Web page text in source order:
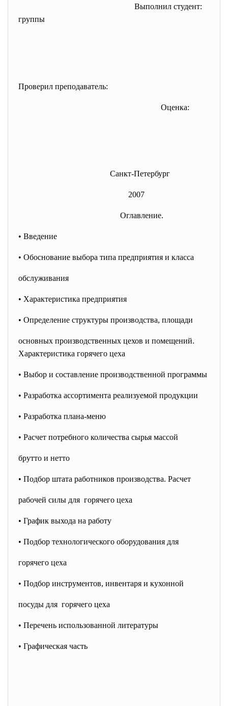
Выполнил студент:
группы
Проверил преподаватель:
Оценка:
Санкт-Петербург
2007
Оглавление.
• Введение
• Обоснование выбора типа предприятия и класса
обслуживания
• Характеристика предприятия
• Определение структуры производства, площади
основных производственных цехов и помещений.
Характеристика горячего цеха
• Выбор и составление производственной программы
• Разработка ассортимента реализуемой продукции
• Разработка плана-меню
• Расчет потребного количества сырья массой
брутто и нетто
• Подбор штата работников производства. Расчет
рабочей силы для горячего цеха
• График выхода на работу
• Подбор технологического оборудования для
горячего цеха
• Подбор инструментов, инвентаря и кухонной
посуды для горячего цеха
• Перечень использованной литературы
• Графическая часть